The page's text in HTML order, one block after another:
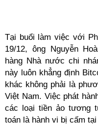
Tại buổi làm việc với
19/12, ông Nguyễn
hàng Nhà nước chi
này luôn khẳng định
khác không phải là
Việt Nam. Việc phát
các loại tiền ảo tương
toán là hành vi bị cấm